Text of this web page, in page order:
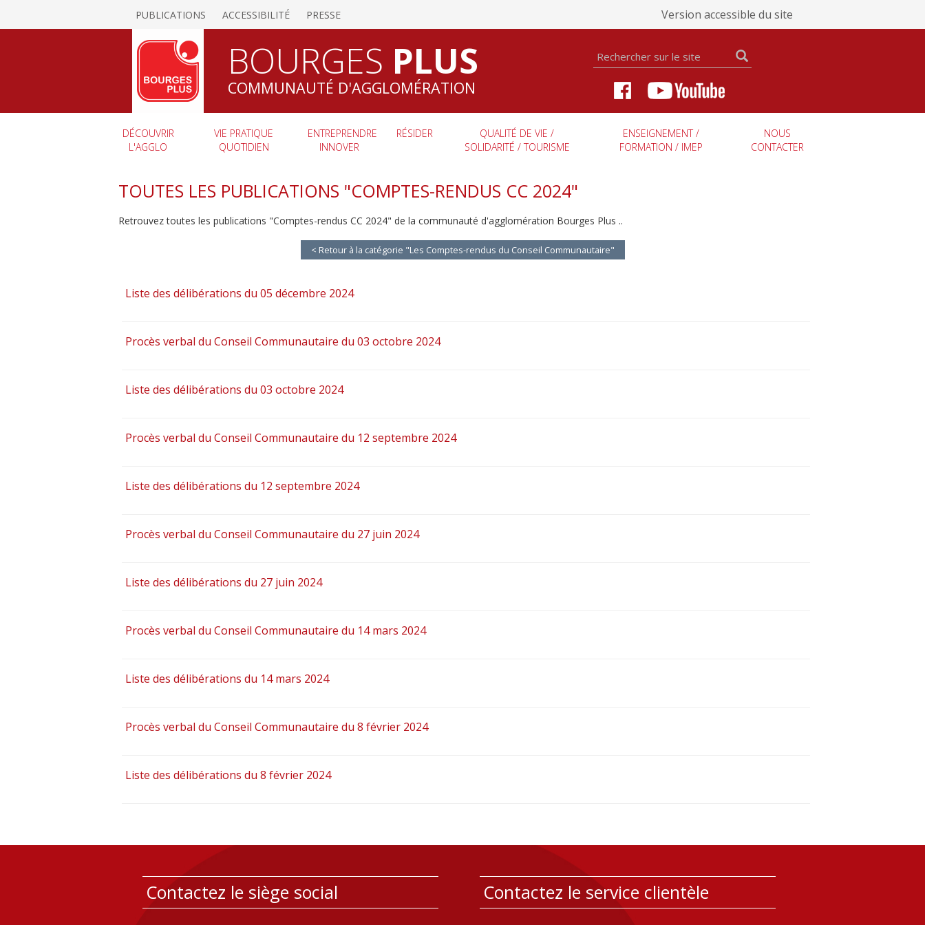
PUBLICATIONS ACCESSIBILITÉ PRESSE Version accessible du site
BOURGES PLUS
COMMUNAUTÉ D'AGGLOMÉRATION
DÉCOUVRIR
L'AGGLO
VIE PRATIQUE
QUOTIDIEN
ENTREPRENDRE
INNOVER
RÉSIDER
QUALITÉ DE VIE /
SOLIDARITÉ / TOURISME
ENSEIGNEMENT /
FORMATION / IMEP
NOUS
CONTACTER
TOUTES LES PUBLICATIONS "COMPTES-RENDUS CC 2024"
Retrouvez toutes les publications "Comptes-rendus CC 2024" de la communauté d'agglomération Bourges Plus ..
< Retour à la catégorie "Les Comptes-rendus du Conseil Communautaire"
Liste des délibérations du 05 décembre 2024
Procès verbal du Conseil Communautaire du 03 octobre 2024
Liste des délibérations du 03 octobre 2024
Procès verbal du Conseil Communautaire du 12 septembre 2024
Liste des délibérations du 12 septembre 2024
Procès verbal du Conseil Communautaire du 27 juin 2024
Liste des délibérations du 27 juin 2024
Procès verbal du Conseil Communautaire du 14 mars 2024
Liste des délibérations du 14 mars 2024
Procès verbal du Conseil Communautaire du 8 février 2024
Liste des délibérations du 8 février 2024
Contactez le siège social Contactez le service clientèle